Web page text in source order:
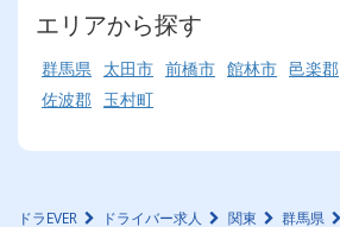
エリアから探す
群馬県 太田市 前橋市 館林市 邑楽郡
佐波郡 玉村町
ドラEVER ドライバー求人 関東 群馬県